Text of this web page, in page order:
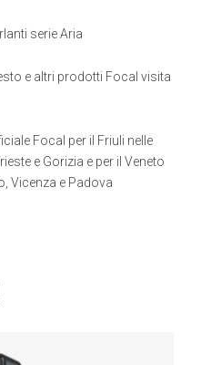
serie Aria
e altri prodotti Focal visita
Focal per il Friuli nelle
e Gorizia e per il Veneto
Vicenza e Padova